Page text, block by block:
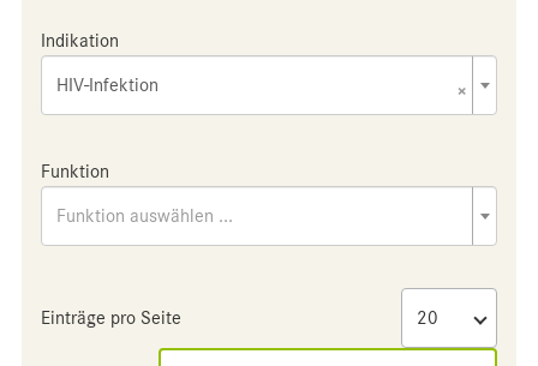
Indikation
×
HIV-Infektion
Funktion
Funktion auswählen ...
Einträge pro Seite